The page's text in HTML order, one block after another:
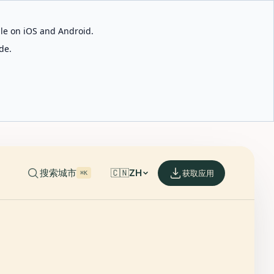
on iOS and Android.
搜索城市 ⌘K 🇨🇳ZH 获取应用